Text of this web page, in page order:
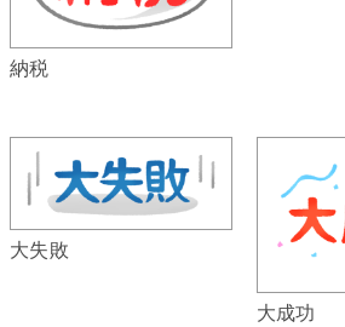
納税
大失敗
大成功